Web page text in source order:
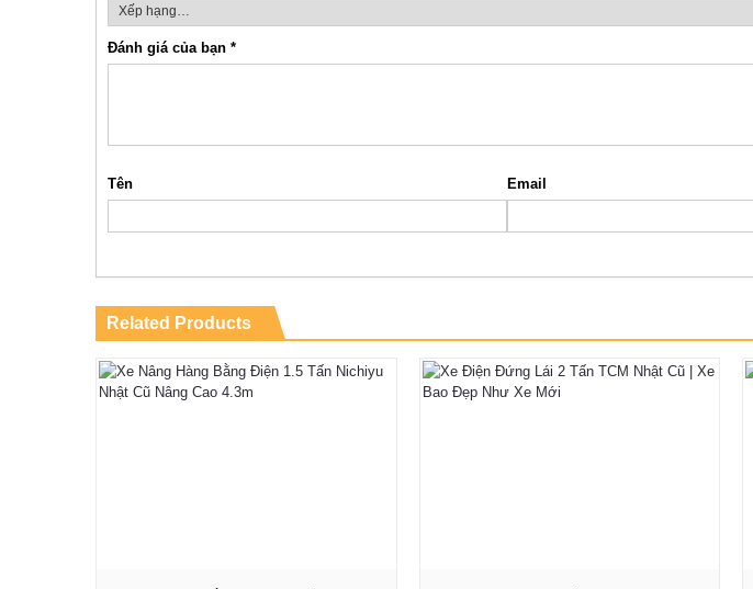
Đánh giá của bạn *
Tên Email
Related Products